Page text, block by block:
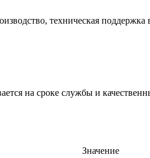
тех­ни­че­ская
на сроке службы и
Значение